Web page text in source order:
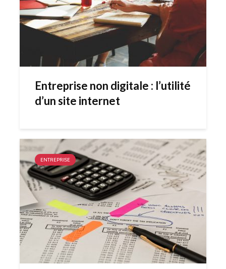
Entreprise non digitale : l’utilité
d’un site internet
ENTREPRISE